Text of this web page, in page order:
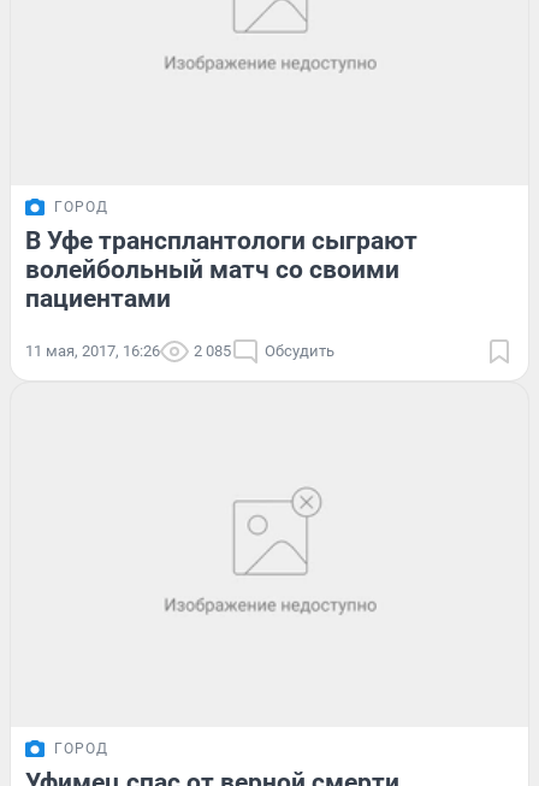
ГОРОД
В Уфе трансплантологи сыграют
волейбольный матч со своими
пациентами
11 мая, 2017, 16:26 2 085 Обсудить
ГОРОД